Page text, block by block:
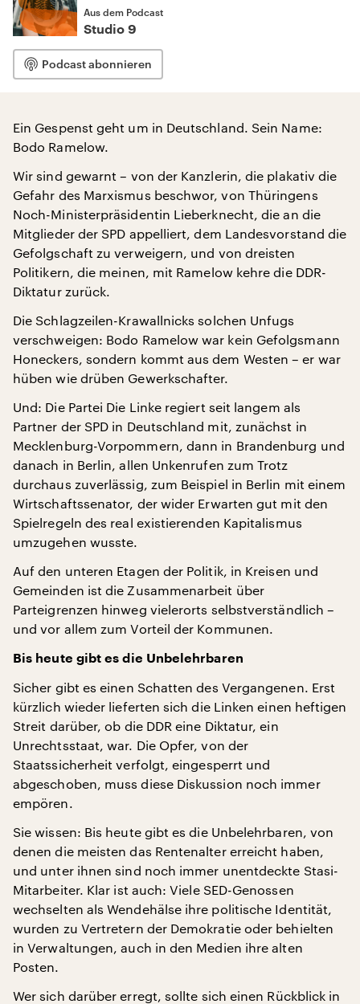
Aus dem Podcast
Studio 9
Podcast abonnieren
Ein Gespenst geht um in Deutschland. Sein Name:
Bodo Ramelow.
Wir sind gewarnt – von der Kanzlerin, die plakativ die
Gefahr des Marxismus beschwor, von Thüringens
Noch-Ministerpräsidentin Lieberknecht, die an die
Mitglieder der SPD appelliert, dem Landesvorstand die
Gefolgschaft zu verweigern, und von dreisten
Politikern, die meinen, mit Ramelow kehre die DDR-
Diktatur zurück.
Die Schlagzeilen-Krawallnicks solchen Unfugs
verschweigen: Bodo Ramelow war kein Gefolgsmann
Honeckers, sondern kommt aus dem Westen – er war
hüben wie drüben Gewerkschafter.
Und: Die Partei Die Linke regiert seit langem als
Partner der SPD in Deutschland mit, zunächst in
Mecklenburg-Vorpommern, dann in Brandenburg und
danach in Berlin, allen Unkenrufen zum Trotz
durchaus zuverlässig, zum Beispiel in Berlin mit einem
Wirtschaftssenator, der wider Erwarten gut mit den
Spielregeln des real existierenden Kapitalismus
umzugehen wusste.
Auf den unteren Etagen der Politik, in Kreisen und
Gemeinden ist die Zusammenarbeit über
Parteigrenzen hinweg vielerorts selbstverständlich –
und vor allem zum Vorteil der Kommunen.
Bis heute gibt es die Unbelehrbaren
Sicher gibt es einen Schatten des Vergangenen. Erst
kürzlich wieder lieferten sich die Linken einen heftigen
Streit darüber, ob die DDR eine Diktatur, ein
Unrechtsstaat, war. Die Opfer, von der
Staatssicherheit verfolgt, eingesperrt und
abgeschoben, muss diese Diskussion noch immer
empören.
Sie wissen: Bis heute gibt es die Unbelehrbaren, von
denen die meisten das Rentenalter erreicht haben,
und unter ihnen sind noch immer unentdeckte Stasi-
Mitarbeiter. Klar ist auch: Viele SED-Genossen
wechselten als Wendehälse ihre politische Identität,
wurden zu Vertretern der Demokratie oder behielten
in Verwaltungen, auch in den Medien ihre alten
Posten.
Wer sich darüber erregt, sollte sich einen Rückblick in